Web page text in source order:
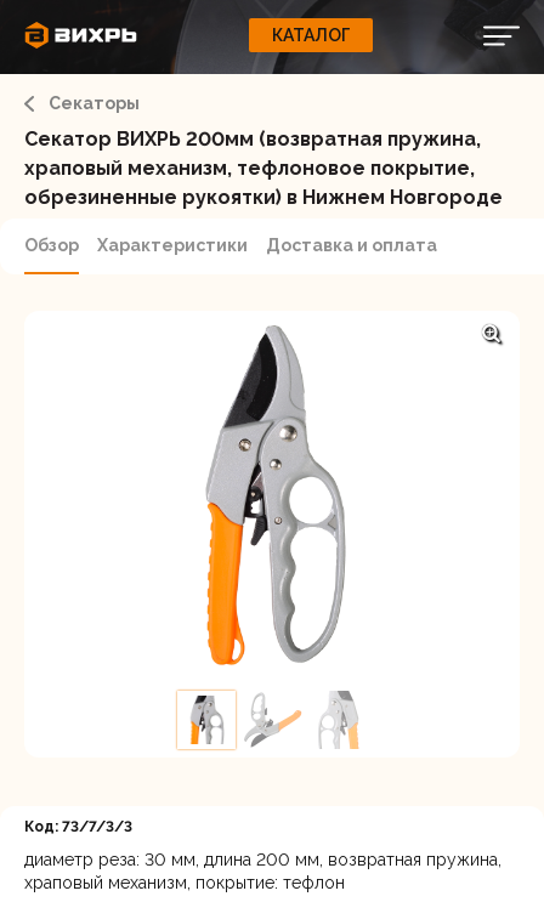
КАТАЛОГ
КАТАЛОГ
Регистрация
О бренде
Доставка и оплата
Свернуть
ЭЛЕКТРОИНСТРУМЕНТЫ
ИНСТРУМЕНТ
СЕЛЬХОЗТЕХНИКА
ОБОРУДОВАНИЕ
Секаторы
Секатор ВИХРЬ 200мм (возвратная пружина,
храповый механизм, тефлоновое покрытие,
обрезиненные рукоятки) в Нижнем Новгороде
Обзор Характеристики Доставка и оплата
Код: 73/7/3/3
диаметр реза: 30 мм, длина 200 мм, возвратная пружина,
храповый механизм, покрытие: тефлон
Регистрация
ВАШ ЗАКАЗ
Корзина